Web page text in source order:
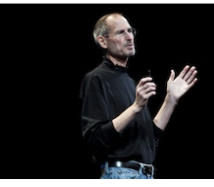
Mondiali calcio 2026